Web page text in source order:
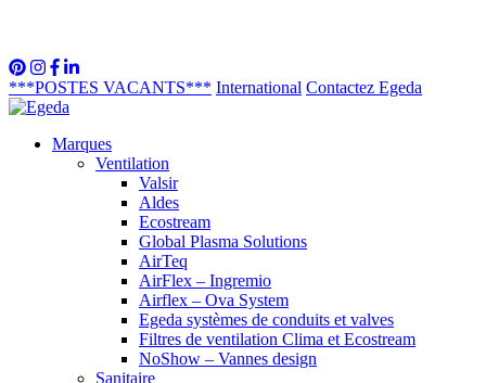
***POSTES VACANTS*** International Contactez Egeda
Marques
Ventilation
Valsir
Aldes
Ecostream
Global Plasma Solutions
AirTeq
AirFlex – Ingremio
Airflex – Ova System
Egeda systèmes de conduits et valves
Filtres de ventilation Clima et Ecostream
NoShow – Vannes design
Sanitaire